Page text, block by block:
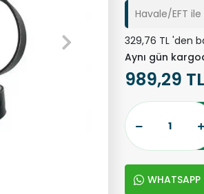
Havale/EFT ile
329,76 TL 'den
Aynı gün
989,29 TL
WHATSAPP